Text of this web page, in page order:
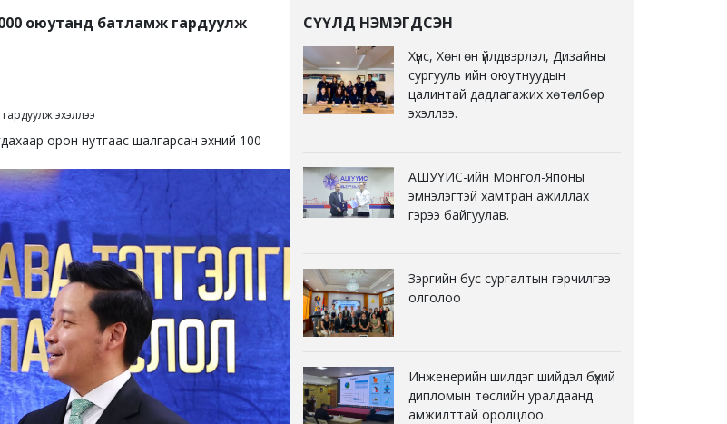
оюутанд батламж гардуулж
эхэллээ
орон нутгаас шалгарсан эхний 100
СҮҮЛД НЭМЭГДСЭН
Хүнс, Хөнгөн үйлдвэрлэл, Дизайны
сургууль ийн оюутнуудын
цалинтай дадлагажих хөтөлбөр
эхэллээ.
АШУҮИС-ийн Монгол-Японы
эмнэлэгтэй хамтран ажиллах
гэрээ байгуулав.
Зэргийн бус сургалтын гэрчилгээ
олголоо
Инженерийн шилдэг шийдэл бүхий
дипломын төслийн уралдаанд
амжилттай оролцлоо.